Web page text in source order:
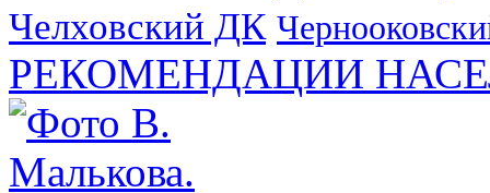
Челховский ДК
РЕКОМЕНДАЦИИ